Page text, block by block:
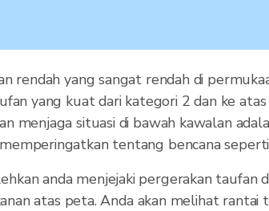
rendah yang sangat rendah di
yang kuat dari kategori 2 dan ke
menjaga situasi di bawah kawalan
tentang bencana
anda menjejaki pergerakan
atas peta. Anda akan melihat